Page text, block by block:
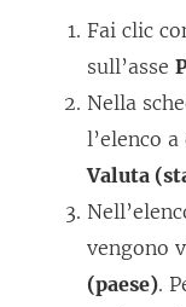
Fai clic
sull’asse
Nella
l’elenco a
Valuta
vengono
(paese).